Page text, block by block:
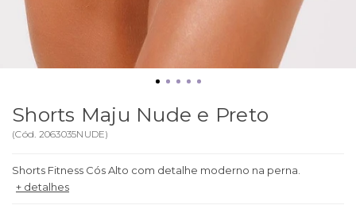
Shorts Maju Nude e Preto
(Cód. 2063035NUDE)
Shorts Fitness Cós Alto com detalhe moderno na perna.
+ detalhes